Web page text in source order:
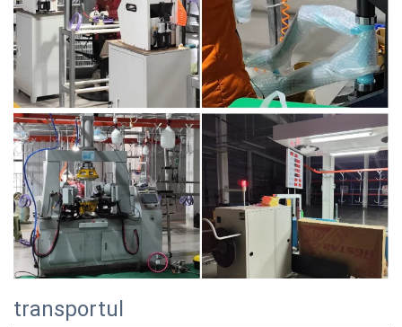
transportul